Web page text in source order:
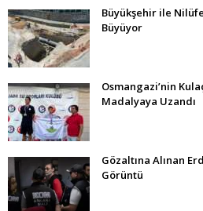
Büyükşehir ile
Büyüyor
Osmangazi’nin
Madalyaya Uzandı
Gözaltına Alınan
Görüntü